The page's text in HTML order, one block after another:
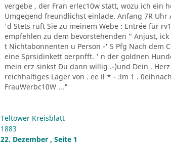
vergebe , der Fran erlec10w statt, wozu ich ein
Umgegend freundlichst einlade. Anfang 7R
'd Stets ruft Sie zu meinem Webe : Entrée für
empfehlen zu dem bevorstehenden " Anjust,
t Nichtabonnenten u Person -' 5 Pfg Nach dem
eine Sprsidinkett oerpnfft. ' n der goldnen
mein erz sinkst Du dann willig .-)und Dein .
reichhaltiges Lager von . ee il * - :lm 1 .
FrauWerbc10W ..."
Teltower Kreisblatt
1883
22. Dezember , Seite 1